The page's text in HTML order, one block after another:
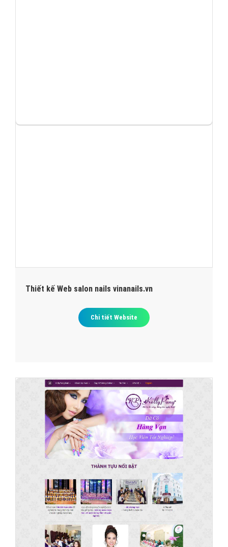
Thiết kế Web salon nails vinanails.vn
Chi tiết Website